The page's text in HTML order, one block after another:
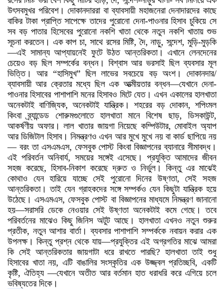
উৎসবমুখর পরিবেশ। দোকানদাররা বা ব্যাবসায়ী মহাজনেরা দেনাদারদের কাছে
বাকির টাকা প্রাপ্তি সাপেক্ষে তাদের পুরোনো দেনা-পাওনার হিসাব চুকিয়ে সে
সব বড় পাতার হিসেবের পুরোনো নকশি খাতা থেকে নতুন নকশি খাতায় শুভ
সূচনা করতেন। এক কাপ চা, সাথে রসের মিষ্টি, দৈ, নাড়ু, সন্দেশ, মুড়ি-মুড়কি
—এই সামান্য আপ্যায়নেই ফুটে উঠত আন্তরিকতা। এখানে লেনদেনের
চেয়েও বড় ছিল সম্পর্কের বন্ধন। বিশ্বাস আর ভরসাই ছিল ব্যবসার মূল
ভিত্তি। আর “হাসিমুখ” ছিল লাভের সবচেয়ে বড় অংশ। দোকানদার/
ব্যাবসায়ী আর ক্রেতার মধ্যে ছিল এক আত্মীয়তার বন্ধন—যেখানে দেনা-
পাওনার হিসাবের পাশাপাশি মনের হিসাবও মিটে যেত। এখন একালের হালখাতা
অনেকটাই বাণিজ্যিক, অনেকটাই যান্ত্রিক। শহরের বড় দোকান, শপিংমল
কিংবা ব্র্যান্ডেড শোরুমগুলোতে হালখাতা মানে বিশেষ ছাড়, ডিসকাউন্ট,
আকর্ষণীয় অফার। লাল খাতার জায়গা নিয়েছে কম্পিউটার, মোবাইল অ্যাপ
আর ডিজিটাল হিসাব। নিমন্ত্রণও এখন আর মুখে মুখে নয় বা কার্ড ছাপিয়ে নয়
— বরং তা এসএমএস, ফেসবুক পোস্ট কিংবা বিজ্ঞাপনের ব্যানারে সীমাবদ্ধ।
এই পরিবর্তন অনিবার্য, সময়ের সঙ্গেই এসেছে। প্রযুক্তি আমাদের জীবন
সহজ করেছে, হিসাব-নিকাশ করেছে দ্রুত ও নির্ভুল। কিন্তু এর মাঝেই
কোথাও যেন হারিয়ে যাচ্ছে সেই পুরোনো দিনের উষ্ণতা, সেই সহজ
আন্তরিকতা। তাই যেন গ্রাহকদের সঙ্গে সম্পর্কও যেন কিছুটা যান্ত্রিক হয়ে
উঠেছে। এসএমএস, ফেসবুক পোস্ট বা বিজ্ঞাপনের মাধ্যমে নিমন্ত্রণ জানানো
হয়—সরাসরি ডেকে নেওয়ার সেই উষ্ণতা অনেকটাই কমে গেছে। তবে
পরিবর্তনের মাঝেও কিছু জিনিস অটুট আছে। হালখাতা এখনও নতুন শুরুর
প্রতীক, নতুন আশার বার্তা। ব্যবসার পাশাপাশি সম্পর্ককে নবায়ন করার এক
উপলক্ষ। কিন্তু প্রশ্ন থেকে যায়—প্রযুক্তির এই অগ্রগতির মাঝে আমরা
কি সেই আন্তরিকতার জায়গাটা ধরে রাখতে পারছি? হালখাতা তাই শুধু
হিসাবের খাতা নয়, এটি বাঙালির সংস্কৃতির এক উজ্জ্বল প্রতিচ্ছবি, একটি
কৃষ্টি, ঐতিহ্য —যেখানে অতীত আর বর্তমান হাত ধরাধরি করে এগিয়ে চলে
ভবিষ্যতের দিকে।